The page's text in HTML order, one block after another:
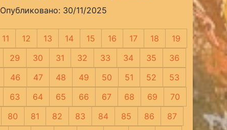
Опубликовано: 30/11/2025
11 12 13 14 15 16 17 18
19
29 30 31 32 33 34 35
36
46 47 48 49 50 51 52
53
63 64 65 66 67 68 69
70
80 81 82 83 84 85 86
87